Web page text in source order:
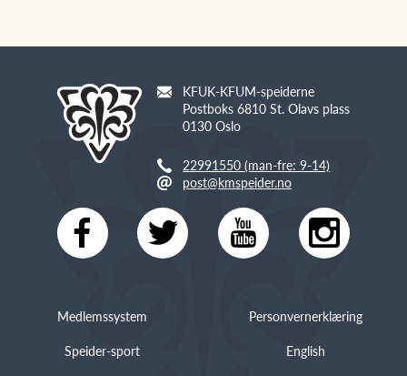
KFUK-KFUM-speiderne
Postboks 6810 St. Olavs plass
0130 Oslo
22991550 (man-fre: 9-14)
post@kmspeider.no
Medlemssystem
Speider-sport
Personvernerklæring
English